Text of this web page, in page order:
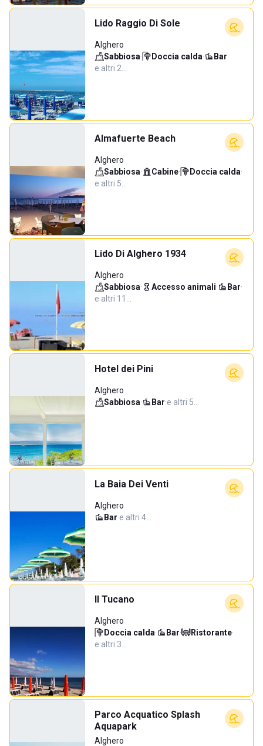
Lido Raggio Di Sole
Alghero
Sabbiosa· Doccia calda· Bar·
e altri 2…
Almafuerte Beach
Alghero
Sabbiosa· Cabine· Doccia calda·
e altri 5…
Lido Di Alghero 1934
Alghero
Sabbiosa· Accesso animali· Bar·
e altri 11…
Hotel dei Pini
Alghero
Sabbiosa· Bar·e altri 5…
La Baia Dei Venti
Alghero
Bar·e altri 4…
Il Tucano
Alghero
Doccia calda· Bar· Ristorante·
e altri 3…
Parco Acquatico Splash
Aquapark
Alghero